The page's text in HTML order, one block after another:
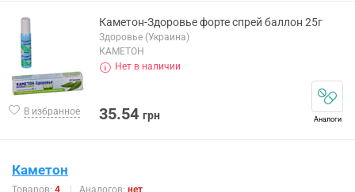
В избранное
Каметон-Здоровье форте спрей баллон 25г
Здоровье (Украина)
КАМЕТОН
Нет в наличии
35.54 грн Аналоги
Каметон
Товаров: 4 Аналогов: нет